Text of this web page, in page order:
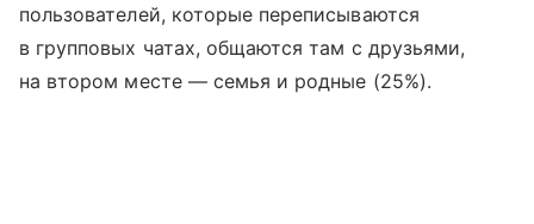
пользователей, которые переписываются
в групповых чатах, общаются там с друзьями,
на втором месте — семья и родные (25%).